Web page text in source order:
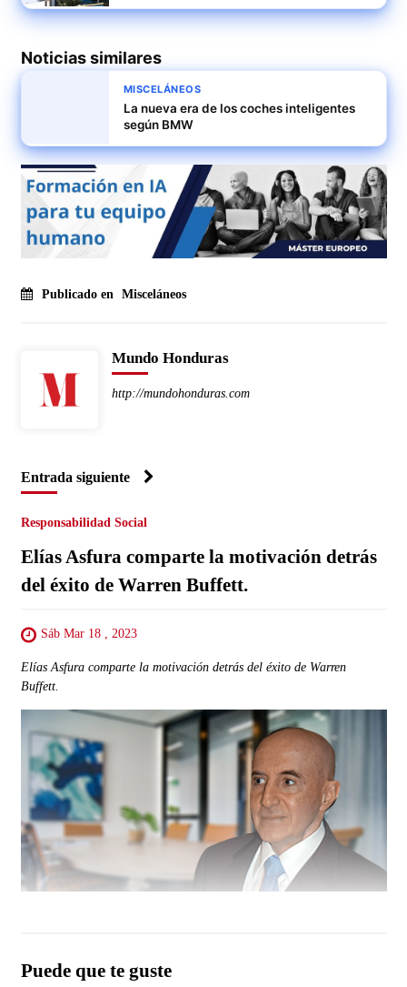
Noticias similares
MISCELÁNEOS
La nueva era de los coches inteligentes
según BMW
Publicado en Misceláneos
Mundo Honduras
http://mundohonduras.com
Entrada siguiente
Responsabilidad Social
Elías Asfura comparte la motivación detrás
del éxito de Warren Buffett.
Sáb Mar 18 , 2023
Elías Asfura comparte la motivación detrás del éxito de Warren
Buffett.
Puede que te guste